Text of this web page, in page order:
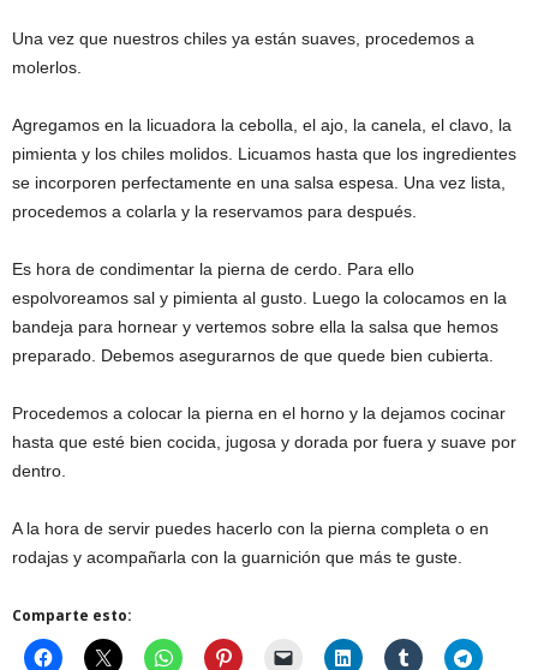
Una vez que nuestros chiles ya están suaves, procedemos a
molerlos.
Agregamos en la licuadora la cebolla, el ajo, la canela, el clavo, la
pimienta y los chiles molidos. Licuamos hasta que los ingredientes
se incorporen perfectamente en una salsa espesa. Una vez lista,
procedemos a colarla y la reservamos para después.
Es hora de condimentar la pierna de cerdo. Para ello
espolvoreamos sal y pimienta al gusto. Luego la colocamos en la
bandeja para hornear y vertemos sobre ella la salsa que hemos
preparado. Debemos asegurarnos de que quede bien cubierta.
Procedemos a colocar la pierna en el horno y la dejamos cocinar
hasta que esté bien cocida, jugosa y dorada por fuera y suave por
dentro.
A la hora de servir puedes hacerlo con la pierna completa o en
rodajas y acompañarla con la guarnición que más te guste.
Comparte esto: